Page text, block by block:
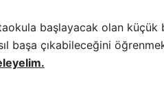
başlayacak olan küçük
başa çıkabileceğini